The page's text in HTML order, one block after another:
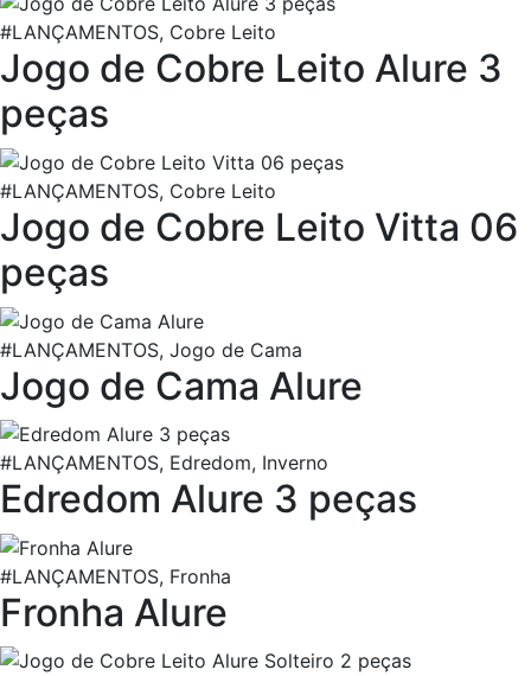
#LANÇAMENTOS, Cobre Leito
Jogo de Cobre Leito Alure 3
peças
#LANÇAMENTOS, Cobre Leito
Jogo de Cobre Leito Vitta 06
peças
#LANÇAMENTOS, Jogo de Cama
Jogo de Cama Alure
#LANÇAMENTOS, Edredom, Inverno
Edredom Alure 3 peças
#LANÇAMENTOS, Fronha
Fronha Alure